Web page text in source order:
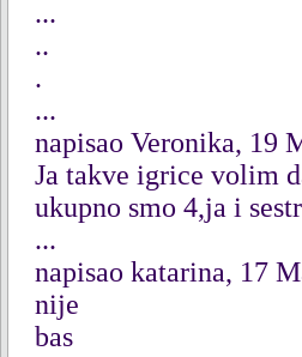
...
..
.
...
napisao Veronika, 19
Ja takve igrice volim
ukupno smo 4,ja i
...
napisao katarina, 17
nije
bas